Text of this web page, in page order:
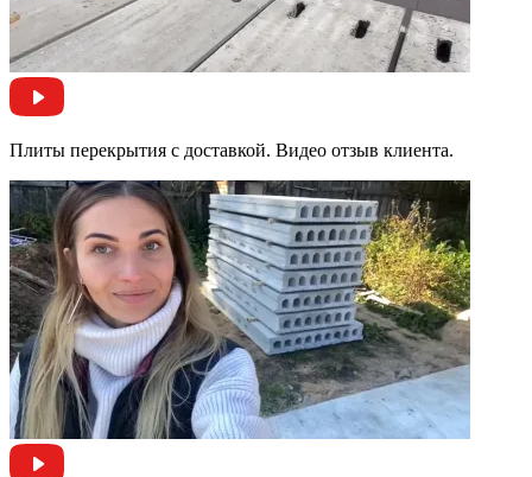
Плиты перекрытия с доставкой. Видео отзыв клиента.